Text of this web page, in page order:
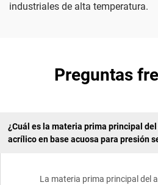
industriales de alta temperatura.
Preguntas
¿Cuál es la materia prima principal
acrílico en base acuosa para presión
La materia prima principal del